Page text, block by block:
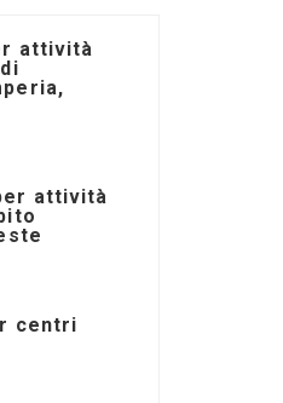
attività
attività
centri